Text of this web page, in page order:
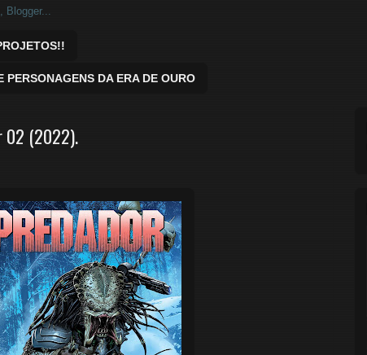
PERSONAGENS DA ERA DE OURO
02 (2022).